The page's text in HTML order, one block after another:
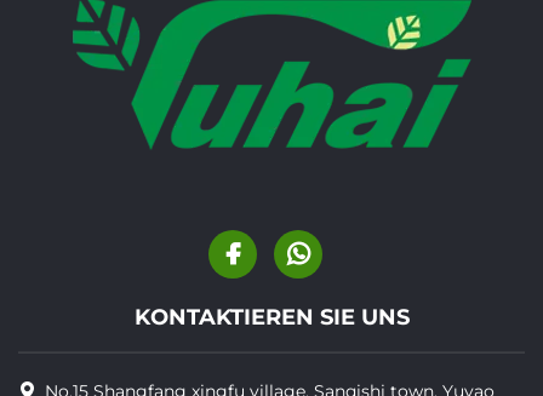
KONTAKTIEREN SIE UNS
No.15 Shangfang xingfu village, Sanqishi town, Yuyao